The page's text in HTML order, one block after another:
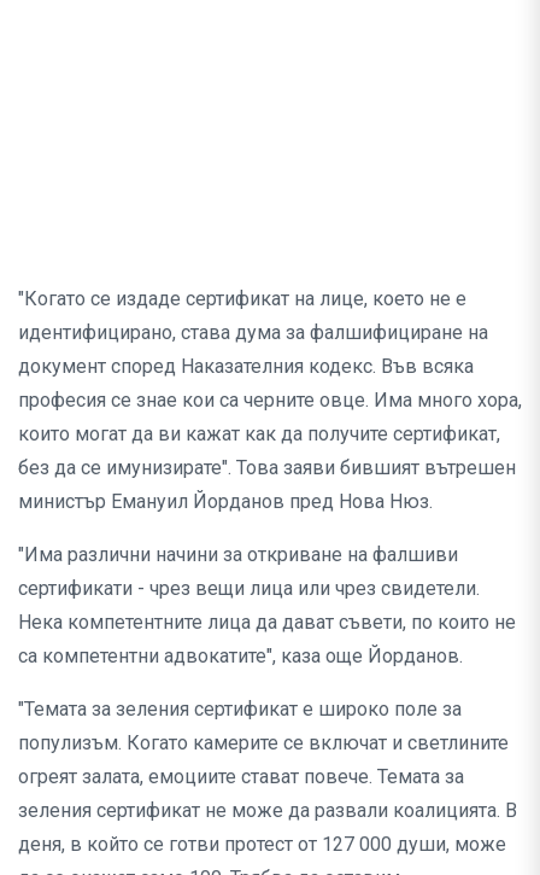
"Когато се издаде сертификат на лице, което не е
идентифицирано, става дума за фалшифициране на
документ според Наказателния кодекс. Във всяка
професия се знае кои са черните овце. Има много хора,
които могат да ви кажат как да получите сертификат,
без да се имунизирате". Това заяви бившият вътрешен
министър Емануил Йорданов пред Нова Нюз.
"Има различни начини за откриване на фалшиви
сертификати - чрез вещи лица или чрез свидетели.
Нека компетентните лица да дават съвети, по които не
са компетентни адвокатите", каза още Йорданов.
"Темата за зеления сертификат е широко поле за
популизъм. Когато камерите се включат и светлините
огреят залата, емоциите стават повече. Темата за
зеления сертификат не може да развали коалицията. В
деня, в който се готви протест от 127 000 души, може